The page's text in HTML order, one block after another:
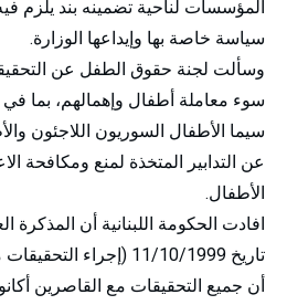
المؤسسات لناحية تضمينه بند يلزم
سياسة خاصة بها وإيداعها الوزارة.
وسألت لجنة حقوق الطفل عن
سوء معاملة أطفال وإهمالهم، بما في
سيما الأطفال السوريون اللاجئون
عن التدابير المتخذة لمنع ومكافحة
الأطفال.
تاريخ 11/10/1999
أن جميع التحقيقات مع القاصرين